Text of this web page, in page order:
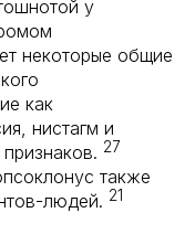
у
некоторые общие
как
нистагм и
27
также
людей. 21